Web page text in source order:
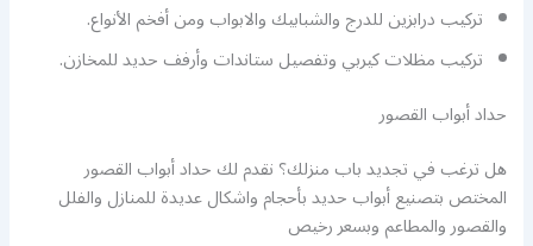
تركيب درابزين للدرج والشبابيك والابواب ومن أفخم الأنواع.
تركيب مظلات كيربي وتفصيل ستاندات وأرفف حديد للمخازن.
حداد أبواب القصور
هل ترغب في تجديد باب منزلك؟ نقدم لك حداد أبواب القصور
المختص بتصنيع أبواب حديد بأحجام واشكال عديدة للمنازل والفلل
والقصور والمطاعم وبسعر رخيص